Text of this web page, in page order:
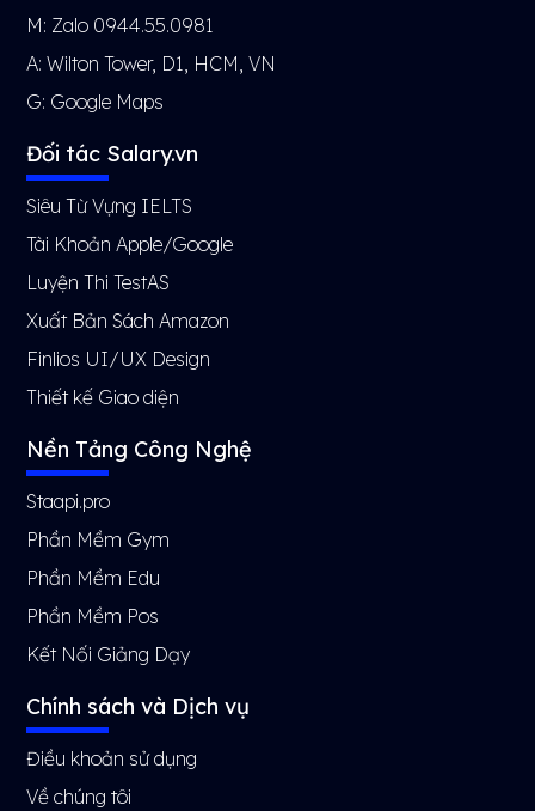
M: Zalo 0944.55.0981
A: Wilton Tower, D1, HCM, VN
G: Google Maps
Đối tác Salary.vn
Siêu Từ Vựng IELTS
Tài Khoản Apple/Google
Luyện Thi TestAS
Xuất Bản Sách Amazon
Finlios UI/UX Design
Thiết kế Giao diện
Nền Tảng Công Nghệ
Staapi.pro
Phần Mềm Gym
Phần Mềm Edu
Phần Mềm Pos
Kết Nối Giảng Dạy
Chính sách và Dịch vụ
Điều khoản sử dụng
Về chúng tôi